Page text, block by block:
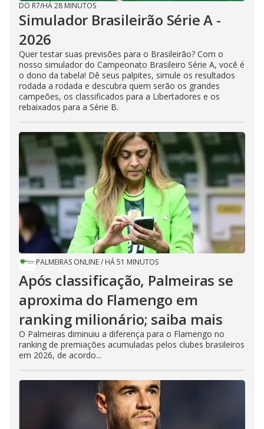
DO R7/HÁ 28 MINUTOS
Simulador Brasileirão Série A -
2026
Quer testar suas previsões para o Brasileirão? Com o
nosso simulador do Campeonato Brasileiro Série A, você é
o dono da tabela! Dê seus palpites, simule os resultados
rodada a rodada e descubra quem serão os grandes
campeões, os classificados para a Libertadores e os
rebaixados para a Série B.
PALMEIRAS ONLINE/ HÁ 51 MINUTOS
Após classificação, Palmeiras se
aproxima do Flamengo em
ranking milionário; saiba mais
O Palmeiras diminuiu a diferença para o Flamengo no
ranking de premiações acumuladas pelos clubes brasileiros
em 2026, de acordo...